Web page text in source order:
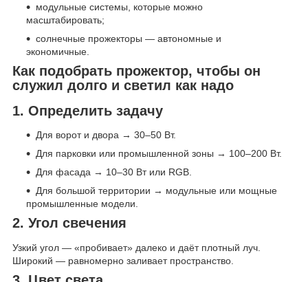
модульные системы, которые можно
масштабировать;
солнечные прожекторы — автономные и
экономичные.
Как подобрать прожектор, чтобы он
служил долго и светил как надо
1. Определить задачу
Для ворот и двора → 30–50 Вт.
Для парковки или промышленной зоны → 100–200 Вт.
Для фасада → 10–30 Вт или RGB.
Для большой территории → модульные или мощные
промышленные модели.
2. Угол свечения
Узкий угол — «пробивает» далеко и даёт плотный луч.
Широкий — равномерно заливает пространство.